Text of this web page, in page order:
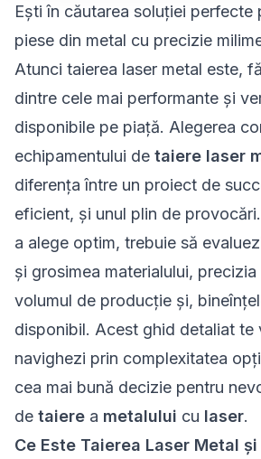
Ești în căutarea soluției perfecte
piese din metal cu precizie
Atunci taierea laser metal este,
dintre cele mai performante și
disponibile pe piață. Alegerea
echipamentului de taiere laser
diferența între un proiect de
eficient, și unul plin de
a alege optim, trebuie să
și grosimea materialului, precizia
volumul de producție și,
disponibil. Acest ghid detaliat te
navighezi prin complexitatea
cea mai bună decizie pentru
de taiere a metalului cu laser.
Ce Este Taierea Laser Metal și